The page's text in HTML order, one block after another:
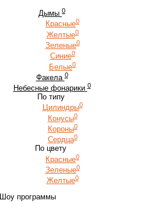
Дымы 0
Красные0
Желтые0
Зеленые0
Синие0
Белые0
Факела 0
Небесные фонарики 0
По типу
Цилиндры0
Конусы0
Короны0
Сердца0
По цвету
Красные0
Зеленые0
Желтые0
Шоу программы